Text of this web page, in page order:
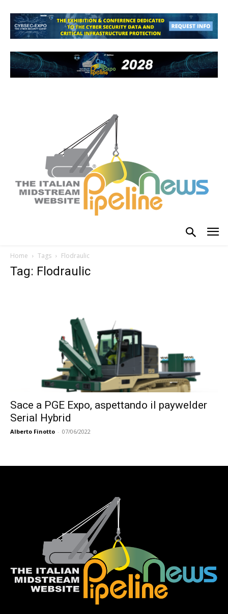
Home Tags Flodraulic
Tag: Flodraulic
Sace a PGE Expo, aspettando il paywelder
Serial Hybrid
Alberto Finotto - 07/06/2022